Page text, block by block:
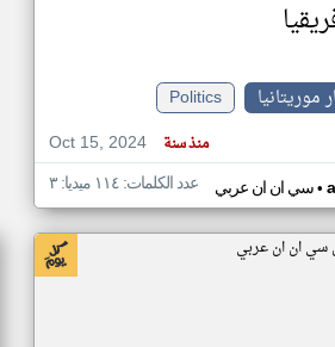
موريتانيا
Politics
Oct 15, 2024
منذ سنة
سي ان ان عربي• عدد الكلمات: ١١٤ ميديا: ٣
سي ان ان عربي